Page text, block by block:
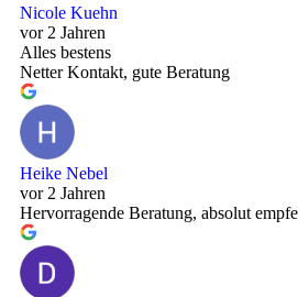
Nicole Kuehn
vor 2 Jahren
Alles bestens
Netter Kontakt, gute Beratung
Heike Nebel
vor 2 Jahren
Hervorragende Beratung, absolut